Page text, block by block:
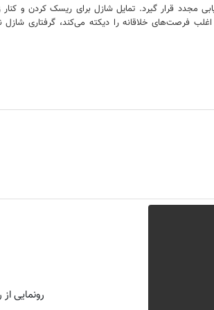
مجدد قرار گیرد. تمایل شازل برای ریسک کردن
اغلب فرصت‌های خلاقانه را دیکته می‌کند،
رونمایی از